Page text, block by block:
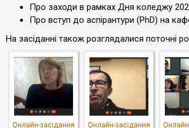
Про заходи в рамках Дня коледжу
Про вступ до аспірантури (PhD) на
На засіданні також розглядалися поточні
Онлайн-засідання
Онлайн-засідання